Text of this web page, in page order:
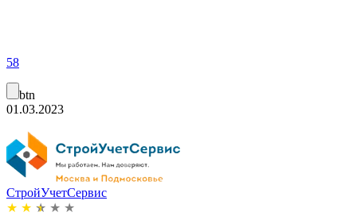
58
btn
01.03.2023
СтройУчетСервис
★ ★ ★ ★ ★